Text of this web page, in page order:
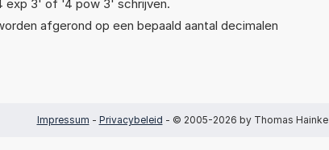
exp 3' of '4 pow 3' schrijven.
afgerond op een bepaald aantal decimalen
Impressum - Privacybeleid - © 2005-2026 by Thomas Hainke